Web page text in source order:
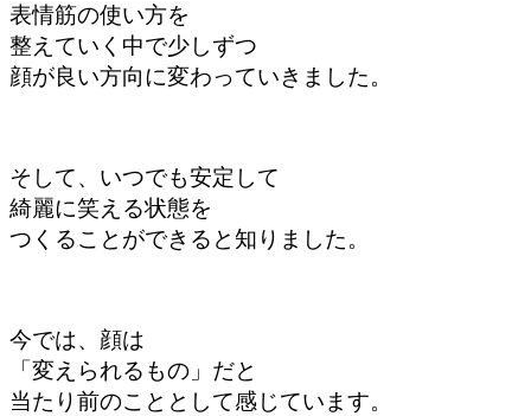
表情筋の使い方を
整えていく中で少しずつ
顔が良い方向に変わっていきました。
そして、 いつでも安定して
綺麗に笑える状態を
つくることができると知りました。
今では、顔は
「変えられるもの」だと
当たり前のこととして感じています。